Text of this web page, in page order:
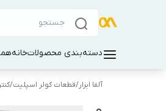
دسته‌بندی محصولاتخانه
آلفا ابزار/قطعات کولر اسپلیت/